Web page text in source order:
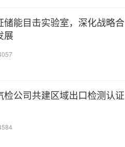
储能目击实验室，深化战略合
展
公司共建区域出口检测认证